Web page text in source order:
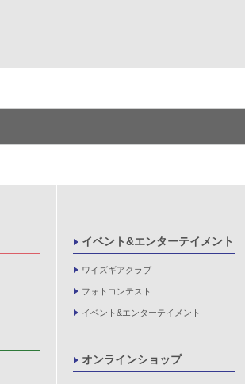
イベント&エンターテイメント
ワイズギアクラブ
フォトコンテスト
イベント&エンターテイメント
オンラインショップ